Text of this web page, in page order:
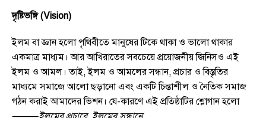
দৃষ্টিভঙ্গি (Vision)
ইলম বা জ্ঞান হলো পৃথিবীতে মানুষের টিকে থাকা ও ভালো থাকার
একমাত্র মাধ্যম। আর আখিরাতের সবচেয়ে প্রয়োজনীয় জিনিসও এই
ইলম ও আমল। তাই, ইলম ও আমলের সন্ধান, প্রচার ও বিস্তৃতির
মাধ্যমে সমাজে আলো ছড়ানো এবং একটি চিন্তাশীল ও নৈতিক সমাজ
গঠন করাই আমাদের ভিশন। যে-কারণে এই প্রতিষ্ঠাটির শ্লোগান হলো